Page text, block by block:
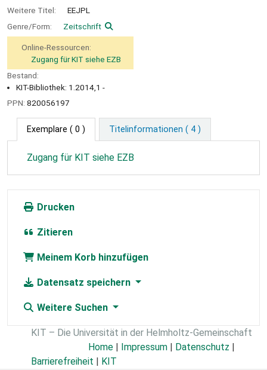
Weitere Titel:
EEJPL
Genre/Form:
Zeitschrift
Online-Ressourcen:
Zugang für KIT siehe EZB
Bestand:
KIT-Bibliothek: 1.2014,1 -
PPN: 820056197
Exemplare ( 0 ) Titelinformationen ( 4 )
Zugang für KIT siehe EZB
Drucken
Zitieren
Meinem Korb hinzufügen
Datensatz speichern
Weitere Suchen
KIT – Die Universität in der Helmholtz-Gemeinschaft
Home | Impressum | Datenschutz |
Barrierefreiheit | KIT